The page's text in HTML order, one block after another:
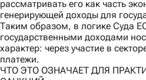
рассматривать его как часть
генерирующей доходы для
Таким образом, в логике Суда
государственными доходами
характер: через участие в
платежи.
ЧТО ЭТО ОЗНАЧАЕТ ДЛЯ